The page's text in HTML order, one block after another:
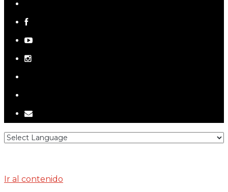
twitter
facebook
youtube
instagram
email
Ir al contenido